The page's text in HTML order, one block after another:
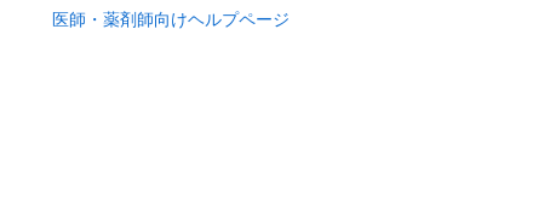
医師・薬剤師向けヘルプページ